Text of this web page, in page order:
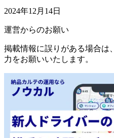
2024年12月14日
運営からのお願い
掲載情報に誤りがある場合は、
力をお願いいたします。